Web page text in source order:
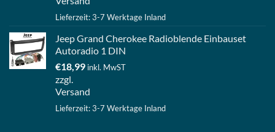
Lieferzeit: 3-7 Werktage Inland
Jeep Grand Cherokee Radioblende Einbauset
Autoradio 1 DIN
€18,99 inkl. MwST
zzgl.
Versand
Lieferzeit: 3-7 Werktage Inland